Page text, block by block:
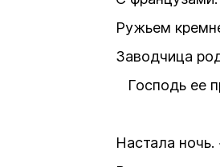
Ружьем
Заводчица
Господь ее
Настала